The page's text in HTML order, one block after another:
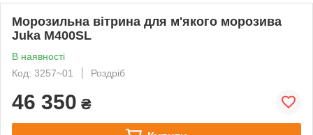
Морозильна вітрина для м'якого морозива
Juka M400SL
В наявності
Код: 3257~01
Роздріб
46 350 ₴